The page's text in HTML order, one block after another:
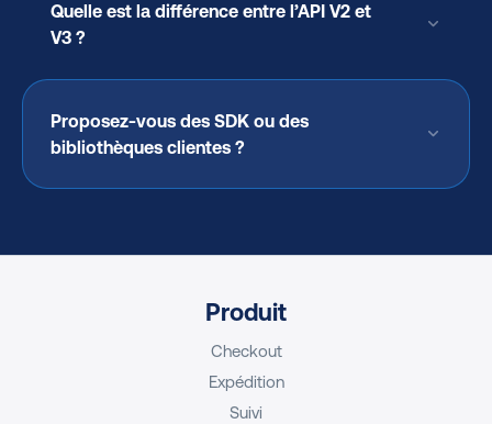
Quelle est la différence entre l’API V2 et
V3 ?
Proposez-vous des SDK ou des
bibliothèques clientes ?
Produit
Checkout
Expédition
Suivi